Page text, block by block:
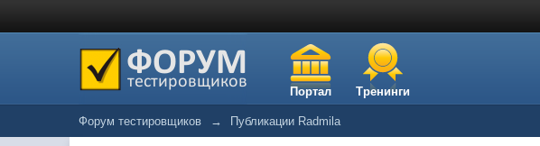
Портал Тренинги
Форум тестировщиков → Публикации Radmila